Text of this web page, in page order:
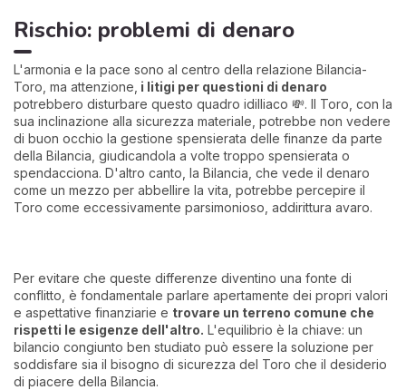
Rischio: problemi di denaro
L'armonia e la pace sono al centro della relazione Bilancia-
Toro, ma attenzione, i litigi per questioni di denaro
potrebbero disturbare questo quadro idilliaco 💸. Il Toro, con la
sua inclinazione alla sicurezza materiale, potrebbe non vedere
di buon occhio la gestione spensierata delle finanze da parte
della Bilancia, giudicandola a volte troppo spensierata o
spendacciona. D'altro canto, la Bilancia, che vede il denaro
come un mezzo per abbellire la vita, potrebbe percepire il
Toro come eccessivamente parsimonioso, addirittura avaro.
Per evitare che queste differenze diventino una fonte di
conflitto, è fondamentale parlare apertamente dei propri valori
e aspettative finanziarie e trovare un terreno comune che
rispetti le esigenze dell'altro. L'equilibrio è la chiave: un
bilancio congiunto ben studiato può essere la soluzione per
soddisfare sia il bisogno di sicurezza del Toro che il desiderio
di piacere della Bilancia.